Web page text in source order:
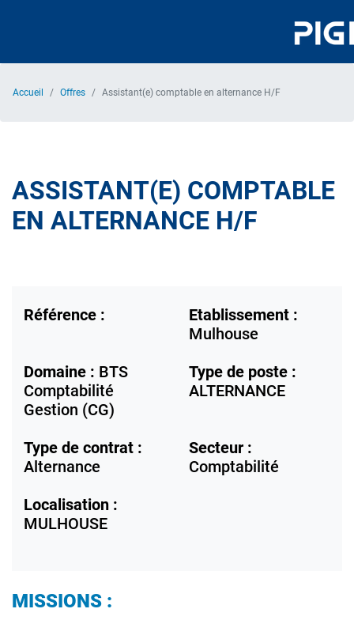
Accueil Offres Assistant(e) comptable en alternance H/F
ASSISTANT(E) COMPTABLE
EN ALTERNANCE H/F
Référence :
Etablissement :
Mulhouse
Domaine : BTS
Comptabilité
Gestion (CG)
Type de poste :
ALTERNANCE
Type de contrat :
Alternance
Secteur :
Comptabilité
Localisation :
MULHOUSE
MISSIONS :